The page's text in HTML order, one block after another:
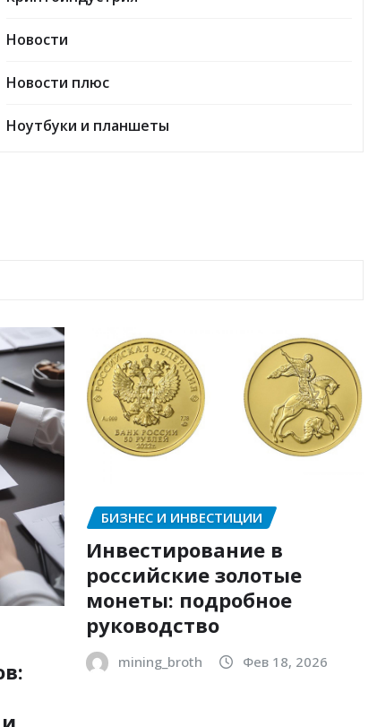
Новости
Новости плюс
Ноутбуки и планшеты
БИЗНЕС И ИНВЕСТИЦИИ
Инвестирование в
российские золотые
монеты: подробное
руководство
mining_broth Фев 18, 2026